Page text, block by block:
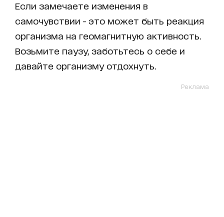
Если замечаете изменения в
самочувствии - это может быть реакция
организма на геомагнитную активность.
Возьмите паузу, заботьтесь о себе и
давайте организму отдохнуть.
Реклама